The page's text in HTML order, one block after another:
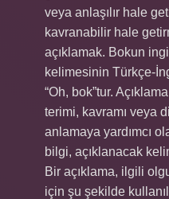
veya anlaşılır hale
kavranabilir hale
açıklamak. Bokun
kelimesinin Türkçe-
“Oh, bok”tur.
terimi, kavramı veya
anlamaya yardımcı
bilgi, açıklanacak
Bir açıklama, ilgili
için şu şekilde